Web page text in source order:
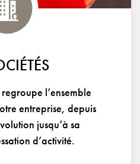
l’ensemble
entreprise, depuis
jusqu’à sa
d’activité.